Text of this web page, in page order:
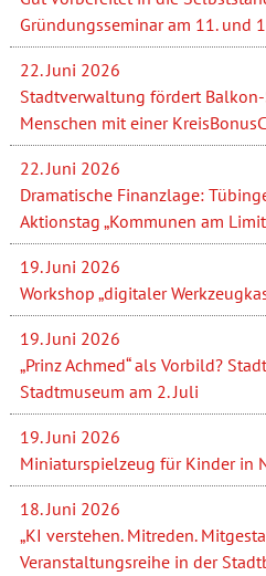
Gründungsseminar am 11. und
22. Juni 2026
Stadtverwaltung fördert
Menschen mit einer
22. Juni 2026
Dramatische Finanzlage:
Aktionstag „Kommunen am
19. Juni 2026
Workshop „digitaler
19. Juni 2026
„Prinz Achmed“ als Vorbild?
Stadtmuseum am 2. Juli
19. Juni 2026
Miniaturspielzeug für Kinder in
18. Juni 2026
„KI verstehen. Mitreden.
Veranstaltungsreihe in der